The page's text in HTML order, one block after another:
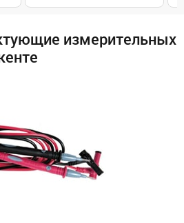
измерительных